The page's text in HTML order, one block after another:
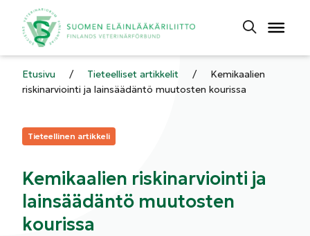
Etusivu / Tieteelliset artikkelit /
Kemikaalien
riskinarviointi ja lainsäädäntö muutosten kourissa
Kategoriat:
Tieteellinen artikkeli
Kemikaalien riskinarviointi ja
lainsäädäntö muutosten
kourissa